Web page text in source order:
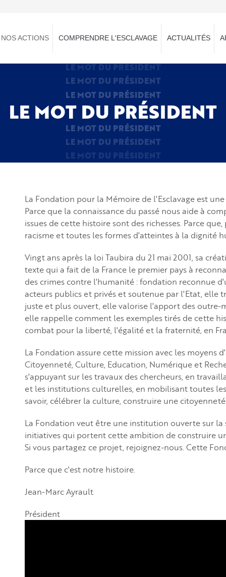
NOS ACTIONS COMPRENDRE L'ESCLAVAGE ACTUALITÉS
LE MOT DU PRÉSIDENT
LE MOT DU PRÉSIDENT
LE MOT DU PRÉSIDENT
LE MOT DU PRÉSIDENT
LE MOT DU PRÉSIDENT
LE MOT DU PRÉSIDENT
LE MOT DU PRÉSIDENT
La Fondation pour la Mémoire de l'Esclavage est
Parce que la connaissance du passé nous aide à
issues de cette histoire sont des richesses. Parce
racisme et toutes les formes d'atteintes à la dignité
Vingt ans après la loi Taubira du 21 mai 2001, sa
texte qui a fait de la France le premier pays à
des crimes contre l'humanité : fondation reconnue
acteurs publics et privés et soutenue par l'Etat, elle
juste et plus ouvert, elle valorise l'apport des outre-
elle rappelle comment les exemples tirés de cette
combat pour la liberté, l'égalité et la fraternité, en
La Fondation assure cette mission avec les moyens
Citoyenneté, Culture, Education, Numérique et
s'appuyant sur les travaux des chercheurs, en
et les institutions culturelles, en mobilisant toutes
savoir, célébrer la culture, construire une
La Fondation veut être une institution ouverte sur la
initiatives qui portent cette ambition de construire
Si vous partagez ce projet, rejoignez-nous. Cette
Parce que c'est notre histoire.
Jean-Marc Ayrault
Président